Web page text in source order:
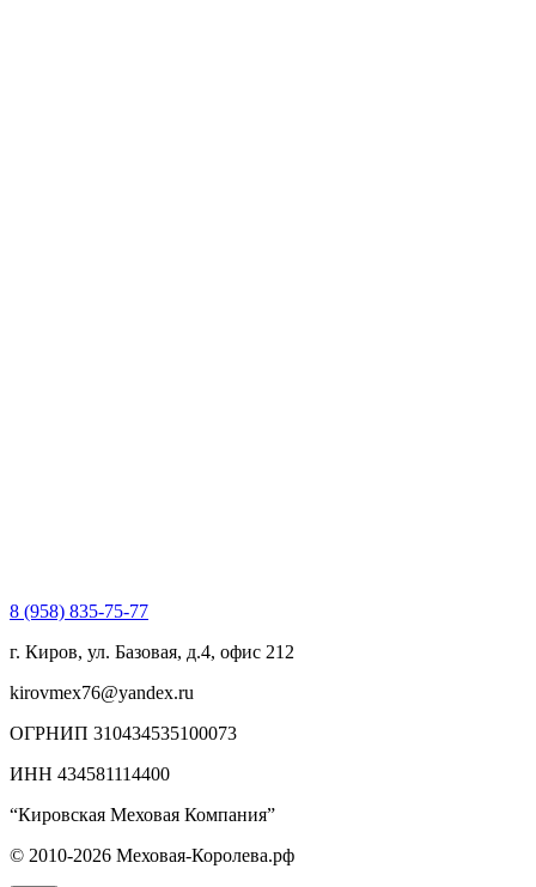
8 (958) 835-75-77
г. Киров, ул. Базовая, д.4, офис 212
kirovmex76@yandex.ru
ОГРНИП 310434535100073
ИНН 434581114400
“Кировская Меховая Компания”
© 2010-2026 Меховая-Королева.рф